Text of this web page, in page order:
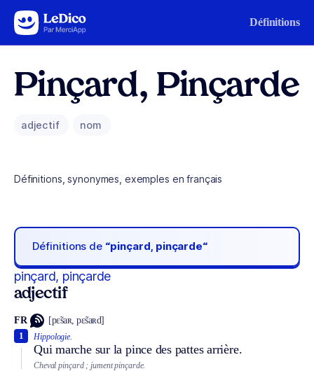
Aller au contenu Définitions
Pinçard, Pinçarde
adjectif nom
Définitions, synonymes, exemples en français
Définitions de “pinçard, pinçarde“
pinçard, pinçarde
adjectif
FR [pɛ̃saʀ, pɛ̃saʀd]
Hippologie.
Qui marche sur la pince des pattes arrière.
1
Cheval pinçard ; jument pinçarde.